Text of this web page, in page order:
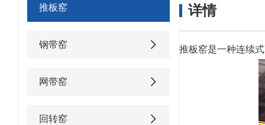
推板窑
钢带窑
网带窑
回转窑
详情
推板窑是一种连续